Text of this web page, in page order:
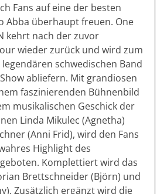
Fans auf eine der besten
Abba überhaupt freuen. One
kehrt nach der zuvor
wieder zurück und wird zum
schwedischen Band
abliefern. Mit grandiosen
faszinierenden Bühnenbild
musikalischen Geschick der
Linda Mikulec (Agnetha)
(Anni Frid), wird den Fans
Highlight des
Komplettiert wird das
Brettschneider (Björn) und
Zusätzlich ergänzt wird die